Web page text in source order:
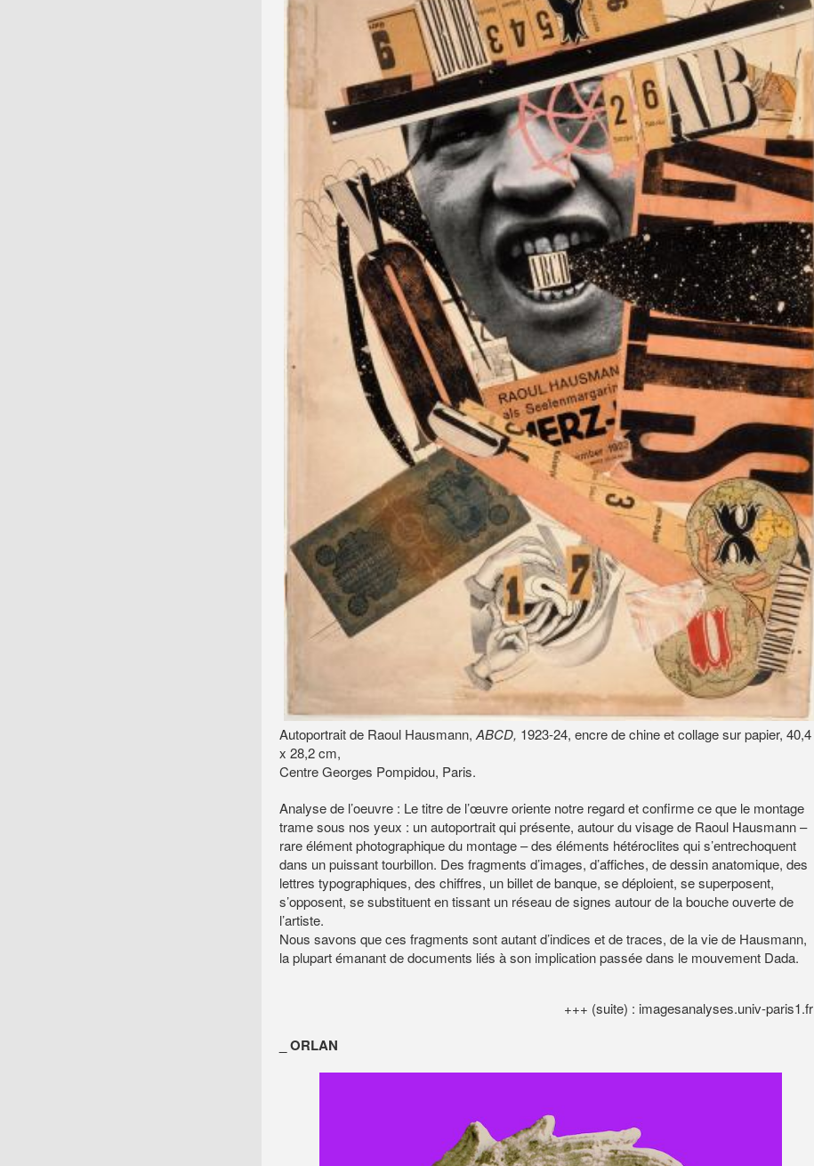
Autoportrait de Raoul Hausmann, ABCD, 1923-24, encre de chine et collage sur papier, 40,4
x 28,2 cm,
Centre Georges Pompidou, Paris.
Analyse de l’oeuvre : Le titre de l’œuvre oriente notre regard et confirme ce que le montage
trame sous nos yeux : un autoportrait qui présente, autour du visage de Raoul Hausmann –
rare élément photographique du montage – des éléments hétéroclites qui s’entrechoquent
dans un puissant tourbillon. Des fragments d’images, d’affiches, de dessin anatomique, des
lettres typographiques, des chiffres, un billet de banque, se déploient, se superposent,
s’opposent, se substituent en tissant un réseau de signes autour de la bouche ouverte de
l’artiste.
Nous savons que ces fragments sont autant d’indices et de traces, de la vie de Hausmann,
la plupart émanant de documents liés à son implication passée dans le mouvement Dada.
+++ (suite) : imagesanalyses.univ-paris1.fr
_ ORLAN